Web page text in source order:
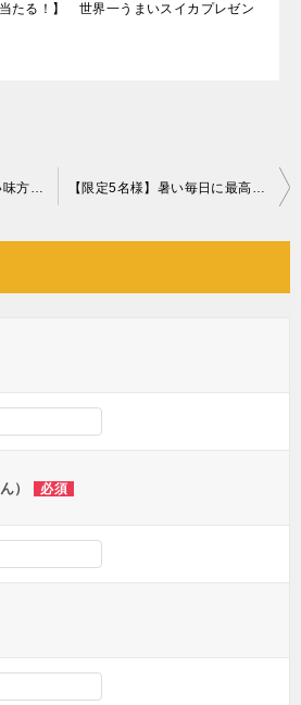
当たる！】 世界一うまいスイカプレゼン
【限定3名様】雨季の強い味方！コンプレッサー式 パワフル除湿機片付け 【限定5名様】暑い毎日に最高！京橋千疋屋アイスクリーム＆シャーベット詰め合わせ
） 必須